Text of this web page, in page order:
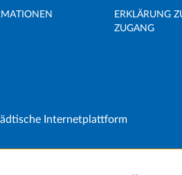
ERKLÄRUNG
ZUGANG
Internetplattform